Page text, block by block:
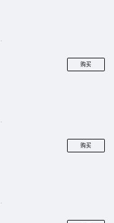
购买
购买